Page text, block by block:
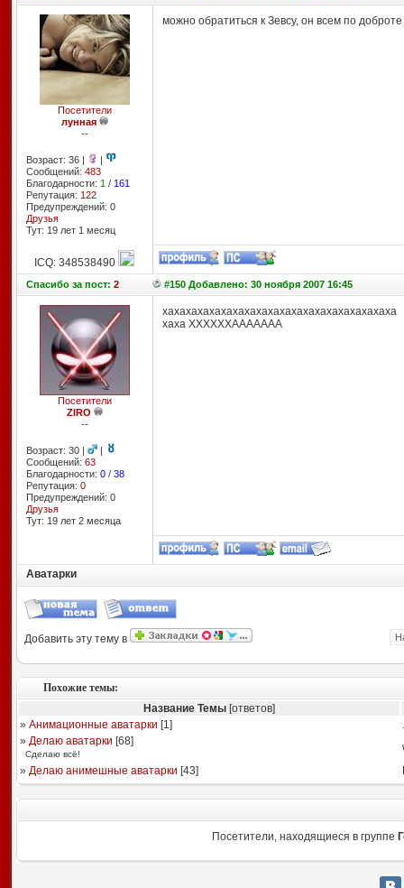
Посетители
лунная
--
Возраст: 36 |
|
Сообщений: 483
Благодарности: 1 / 161
Репутация: 122
Предупреждений: 0
Друзья
Тут: 19 лет 1 месяц
можно обратиться к Зевсу, он всем по
ICQ: 348538490
Спасибоза пост: 2 #150 Добавлено: 30 ноября 2007 16:45
Посетители
ZIRO
--
Возраст: 30 |
|
Сообщений: 63
Благодарности: 0/ 38
Репутация: 0
Предупреждений: 0
Друзья
Тут: 19 лет 2 месяцa
хахахахахахахахахахахахахахахахахахахаха
хаха ХХХХХХААААААА
Аватарки
Добавить эту тему в
Похожие темы:
Название Темы[ответов]
» Анимационные аватарки [1]
» Делаю аватарки [68]
Сдeлаю всё!
» Делаю анимешные аватарки [43]
Посетители, находящиеся в группе